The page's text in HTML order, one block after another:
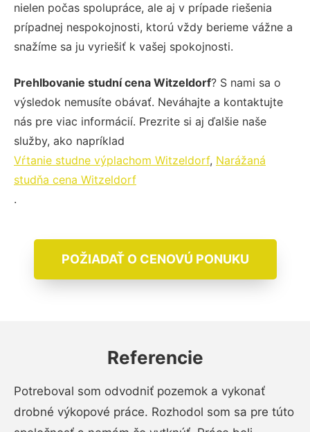
nielen počas spolupráce, ale aj v prípade riešenia
prípadnej nespokojnosti, ktorú vždy berieme vážne a
snažíme sa ju vyriešiť k vašej spokojnosti.
Prehlbovanie studní cena Witzeldorf? S nami sa o
výsledok nemusíte obávať. Neváhajte a kontaktujte
nás pre viac informácií. Prezrite si aj ďalšie naše
služby, ako napríklad
Vŕtanie studne výplachom Witzeldorf, Narážaná
studňa cena Witzeldorf
.
POŽIADAŤ O CENOVÚ PONUKU
Referencie
Potreboval som odvodniť pozemok a vykonať
drobné výkopové práce. Rozhodol som sa pre túto